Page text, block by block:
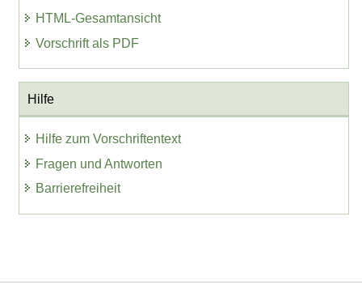
HTML-Gesamtansicht
Vorschrift als PDF
Hilfe
Hilfe zum Vorschriftentext
Fragen und Antworten
Barrierefreiheit